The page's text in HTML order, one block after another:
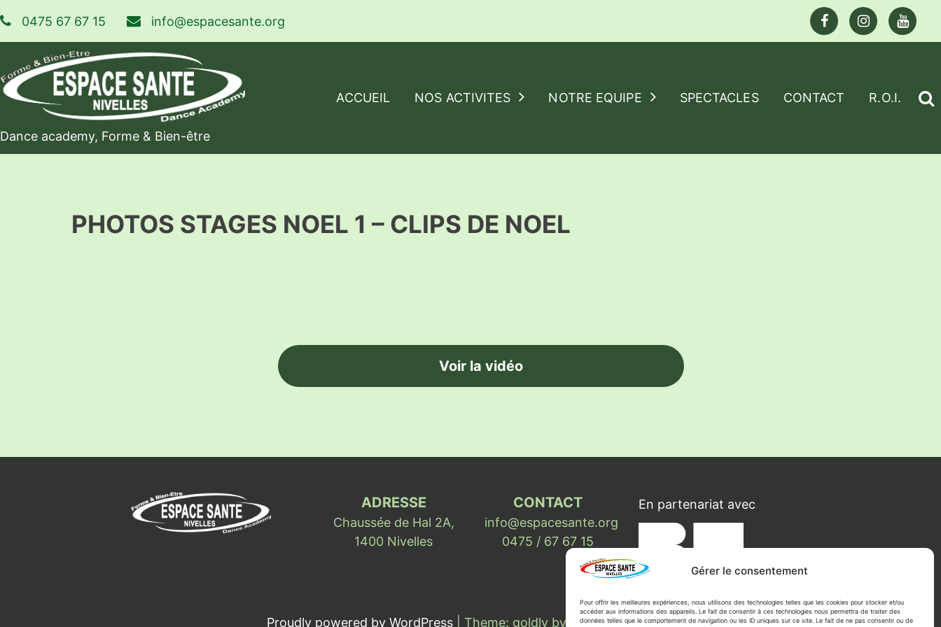
Gérer le consentement
Pour offrir les meilleures expériences, nous utilisons des technologies telles que les cookies pour stocker et/ou
accéder aux informations des appareils. Le fait de consentir à ces technologies nous permettra de traiter des
données telles que le comportement de navigation ou les ID uniques sur ce site. Le fait de ne pas consentir ou de
to
content
0475 67 67 15 info@espacesante.org
Dance academy, Forme & Bien-être
ACCUEIL NOS ACTIVITES NOTRE EQUIPE SPECTACLES CONTACT R.O.I.
PHOTOS STAGES NOEL 1 – CLIPS DE NOEL
Voir la vidéo
ADRESSE
Chaussée de Hal 2A,
1400 Nivelles
CONTACT
info@espacesante.org
0475 / 67 67 15
En partenariat avec
Proudly powered by WordPress Theme: goldly by reviewexchanger.